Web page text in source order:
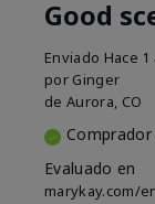
Good
Enviado Hace 1
por Ginger
de Aurora, CO
Evaluado en
marykay.com/